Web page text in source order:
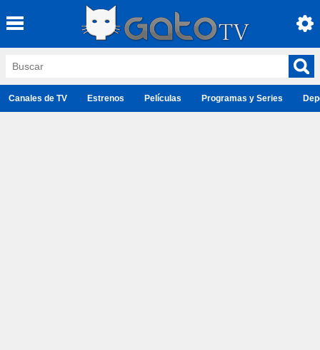
Canales de TV Estrenos Películas Programas y Series